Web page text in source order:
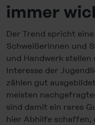
immer
Der Trend spricht
Schweißerinnen und
und Handwerk stellen
Interesse der
zählen gut
meisten
sind damit ein rares
hier Abhilfe schaffen,